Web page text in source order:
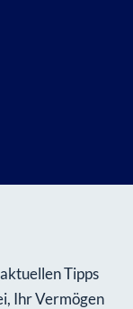
Tipps
Ihr Vermögen